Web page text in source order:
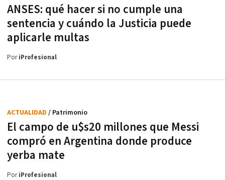
ANSES: qué hacer si no cumple una
sentencia y cuándo la Justicia puede
aplicarle multas
PoriProfesional
El campo de u$s20 millones que Messi
compró en Argentina donde produce
yerba mate
ACTUALIDAD / Patrimonio
PoriProfesional